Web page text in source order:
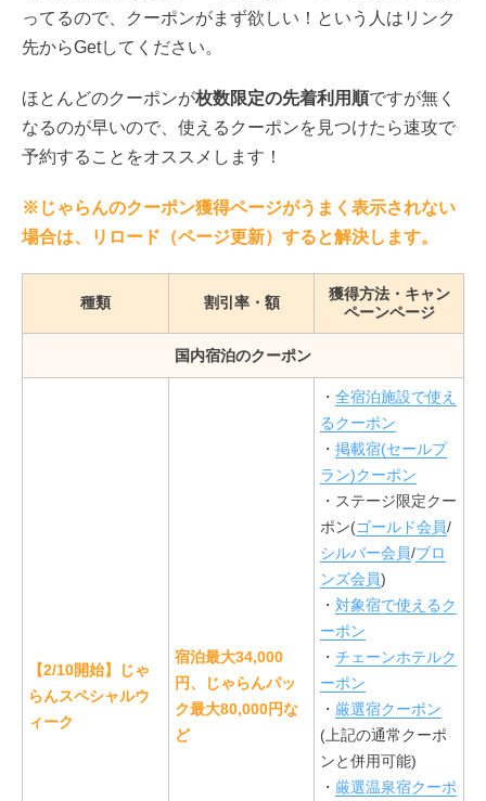
ってるので、クーポンがまず欲しい！という人はリンク
先からGetしてください。
ほとんどのクーポンが枚数限定の先着利用順ですが無く
なるのが早いので、使えるクーポンを見つけたら速攻で
予約することをオススメします！
※じゃらんのクーポン獲得ページがうまく表示されない
場合は、リロード（ページ更新）すると解決します。
種類 割引率・額
獲得方法・キャン
ペーンページ
国内宿泊のクーポン
【2/10開始】じゃ
らんスペシャルウ
ィーク
宿泊最大34,000
円、じゃらんパッ
ク最大80,000円な
ど
・ 全宿泊施設で使え
るクーポン
・ 掲載宿(セールプ
ラン)クーポン
・ステージ限定クー
ポン(ゴールド会員/
シルバー会員/ブロ
ンズ会員)
・ 対象宿で使えるク
ーポン
・ チェーンホテルク
ーポン
・ 厳選宿クーポン
(上記の通常クーポ
ンと併用可能)
・ 厳選温泉宿クーポ